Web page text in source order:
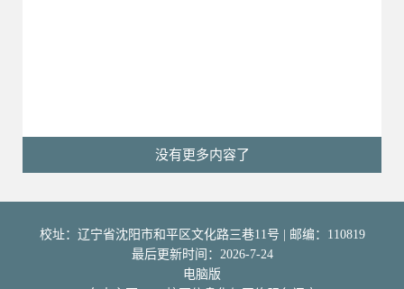
没有更多内容了
校址：辽宁省沈阳市和平区文化路三巷11号 | 邮编：110819
最后更新时间： 2026-7-24
电脑版